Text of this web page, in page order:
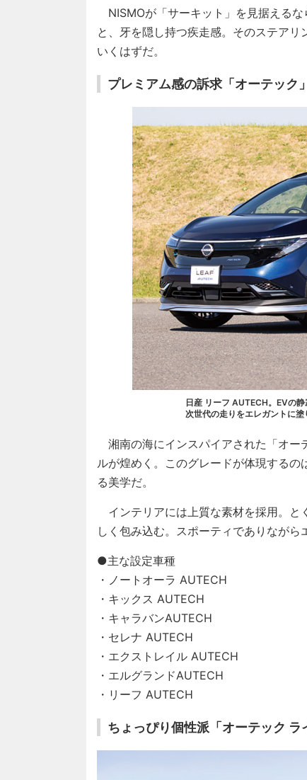
NISMOが「サーキット」を見据える
と、牙を隠し持つ疾走感。そのステア
いくはずだ。
プレミアム感の訴求「オーテック」
日産 リーフ AUTECH。EVの
次世代の走りをエレガントに塗
湘南の海にインスパイアされた「オー
ルが煌めく。このグレードが体現する
る美学だ。
インテリアには上質な素材を採用。と
しく包み込む。スポーティでありながら
●主な設定車種
・ノートオーラ AUTECH
・キックス AUTECH
・キャラバンAUTECH
・セレナ AUTECH
・エクストレイル AUTECH
・エルグランドAUTECH
・リーフ AUTECH
ちょっぴり個性派「オーテック ラ